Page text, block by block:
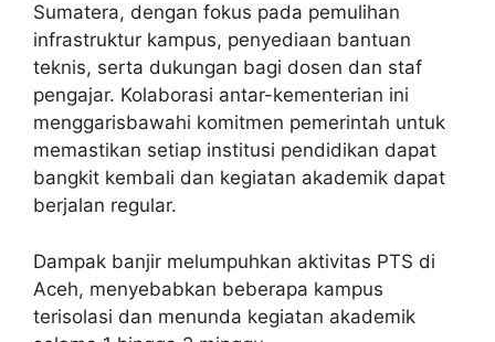
Sumatera, dengan fokus pada pemulihan
infrastruktur kampus, penyediaan bantuan
teknis, serta dukungan bagi dosen dan staf
pengajar. Kolaborasi antar-kementerian ini
menggarisbawahi komitmen pemerintah untuk
memastikan setiap institusi pendidikan dapat
bangkit kembali dan kegiatan akademik dapat
berjalan regular.
Dampak banjir melumpuhkan aktivitas PTS di
Aceh, menyebabkan beberapa kampus
terisolasi dan menunda kegiatan akademik